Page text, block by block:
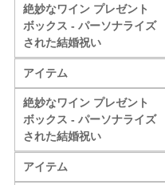
絶妙なワイン プレゼント
ボックス - パーソナライズ
された結婚祝い
アイテム
絶妙なワイン プレゼント
ボックス - パーソナライズ
された結婚祝い
アイテム